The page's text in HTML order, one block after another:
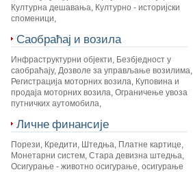
Културна дешавања, Културно - историјски
споменици,
Саобраћај и возила
Инфраструктурни објекти, Безбједност у
саобраћају, Дозволе за управљање возилима,
Регистрација моторних возила, Куповина и
продаја моторних возила, Ограничење увоза
путничких аутомобила,
Личне финансије
Порези, Кредити, Штедња, Платне картице,
Монетарни систем, Стара девизна штедња,
Осигурање - животно осигурање, осигурање